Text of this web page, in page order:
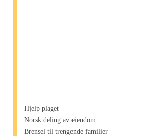
Hjelp plaget
Norsk deling av eiendom
Brensel til trengende familier